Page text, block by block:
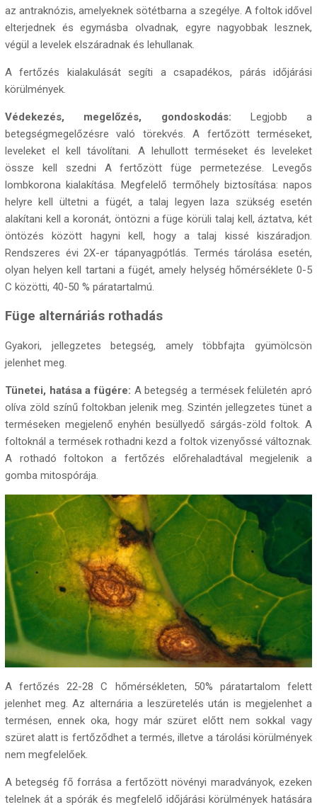
az antraknózis, amelyeknek sötétbarna a szegélye. A foltok idővel
elterjednek és egymásba olvadnak, egyre nagyobbak lesznek,
végül a levelek elszáradnak és lehullanak.
A fertőzés kialakulását segíti a csapadékos, párás időjárási
körülmények.
Védekezés, megelőzés, gondoskodás: Legjobb a
betegségmegelőzésre való törekvés. A fertőzött terméseket,
leveleket el kell távolítani. A lehullott terméseket és leveleket
össze kell szedni A fertőzött füge permetezése. Levegős
lombkorona kialakítása. Megfelelő termőhely biztosítása: napos
helyre kell ültetni a fügét, a talaj legyen laza szükség esetén
alakítani kell a koronát, öntözni a füge körüli talaj kell, áztatva, két
öntözés között hagyni kell, hogy a talaj kissé kiszáradjon.
Rendszeres évi 2X-er tápanyagpótlás. Termés tárolása esetén,
olyan helyen kell tartani a fügét, amely helység hőmérséklete 0-5
C közötti, 40-50 % páratartalmú.
Füge alternáriás rothadás
Gyakori, jellegzetes betegség, amely többfajta gyümölcsön
jelenhet meg.
Tünetei, hatása a fügére: A betegség a termések felületén apró
olíva zöld színű foltokban jelenik meg. Szintén jellegzetes tünet a
terméseken megjelenő enyhén besüllyedő sárgás-zöld foltok. A
foltoknál a termések rothadni kezd a foltok vizenyőssé változnak.
A rothadó foltokon a fertőzés előrehaladtával megjelenik a
gomba mitospórája.
A fertőzés 22-28 C hőmérsékleten, 50% páratartalom felett
jelenhet meg. Az alternária a leszüretelés után is megjelenhet a
termésen, ennek oka, hogy már szüret előtt nem sokkal vagy
szüret alatt is fertőződhet a termés, illetve a tárolási körülmények
nem megfelelőek.
A betegség fő forrása a fertőzött növényi maradványok, ezeken
telelnek át a spórák és megfelelő időjárási körülmények hatására